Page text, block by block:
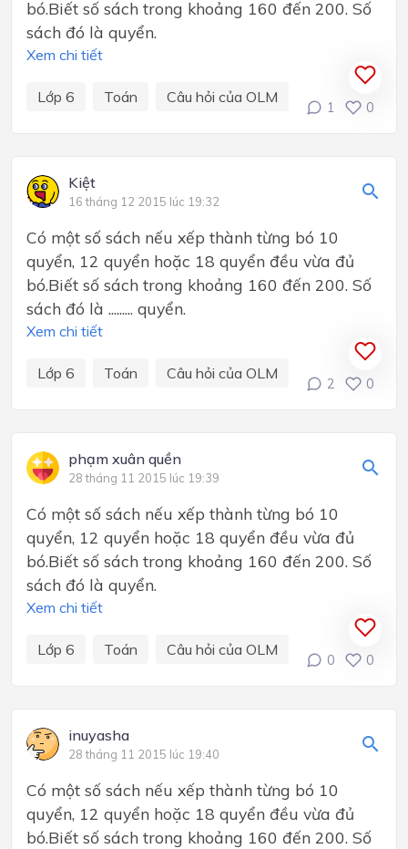
bó.Biết số sách trong khoảng 160 đến 200. Số
sách đó là quyển.
Xem chi tiết
Lớp 6 Toán Câu hỏi của OLM
1 0
Kiệt
16 tháng 12 2015 lúc 19:32
Có một số sách nếu xếp thành từng bó 10
quyển, 12 quyển hoặc 18 quyển đều vừa đủ
bó.Biết số sách trong khoảng 160 đến 200. Số
sách đó là ......... quyển.
Xem chi tiết
Lớp 6 Toán Câu hỏi của OLM
2 0
phạm xuân quền
28 tháng 11 2015 lúc 19:39
Có một số sách nếu xếp thành từng bó 10
quyển, 12 quyển hoặc 18 quyển đều vừa đủ
bó.Biết số sách trong khoảng 160 đến 200. Số
sách đó là quyển.
Xem chi tiết
Lớp 6 Toán Câu hỏi của OLM
0 0
inuyasha
28 tháng 11 2015 lúc 19:40
Có một số sách nếu xếp thành từng bó 10
quyển, 12 quyển hoặc 18 quyển đều vừa đủ
bó.Biết số sách trong khoảng 160 đến 200. Số